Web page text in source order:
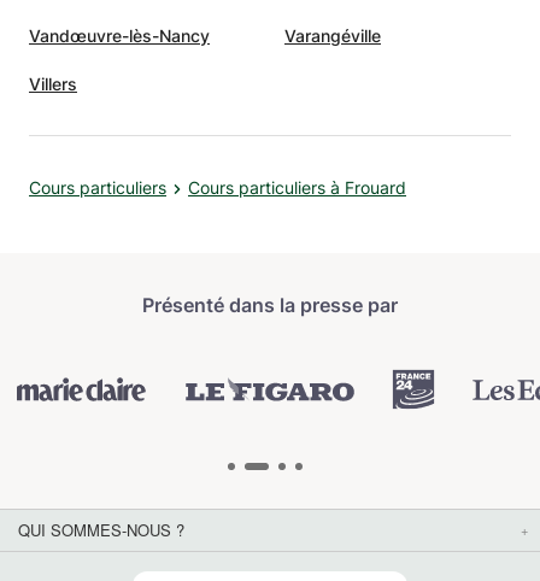
Vandœuvre-lès-Nancy Varangéville
Villers
Cours particuliers Cours particuliers à Frouard
Présenté dans la presse par
QUI SOMMES-NOUS ?